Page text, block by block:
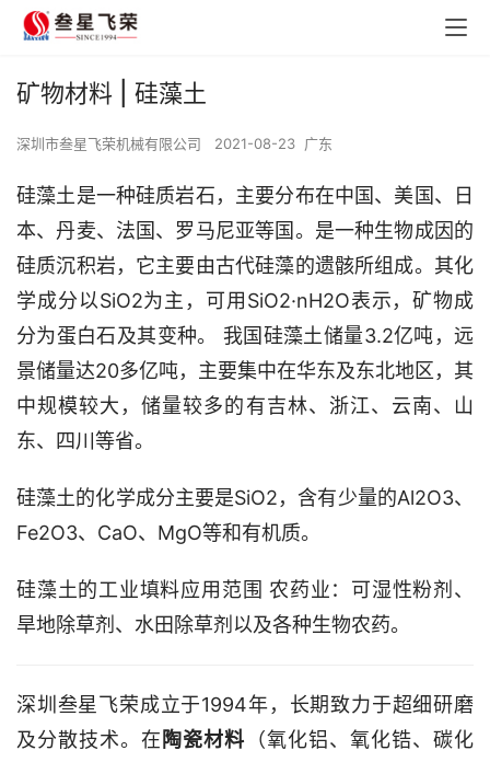
矿物材料 | 硅藻土
深圳市叁星飞荣机械有限公司 2021-08-23 广东
硅藻土是一种硅质岩石，主要分布在中国、美国、日
本、丹麦、法国、罗马尼亚等国。是一种生物成因的
硅质沉积岩，它主要由古代硅藻的遗骸所组成。其化
学成分以SiO2为主，可用SiO2·nH2O表示，矿物成
分为蛋白石及其变种。 我国硅藻土储量3.2亿吨，远
景储量达20多亿吨，主要集中在华东及东北地区，其
中规模较大，储量较多的有吉林、浙江、云南、山
东、四川等省。
硅藻土的化学成分主要是SiO2，含有少量的Al2O3、
Fe2O3、CaO、MgO等和有机质。
硅藻土的工业填料应用范围 农药业：可湿性粉剂、
旱地除草剂、水田除草剂以及各种生物农药。
深圳叁星飞荣成立于1994年，长期致力于超细研磨
及分散技术。在 陶瓷材料 （氧化铝、氧化锆、碳化